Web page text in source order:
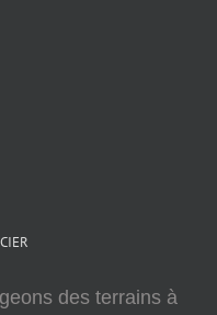
des terrains à